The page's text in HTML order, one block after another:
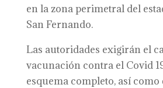
en la zona perimetral del
San Fernando.
Las autoridades exigirán el
vacunación contra el Covid
esquema completo, así como